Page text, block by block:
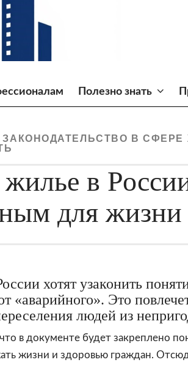
Полезно знать
ЗАКОНОДАТЕЛЬСТВО В СФЕРЕ
жилье в
для жизни
хотят узаконить
«аварийного». Это
людей из
в документе будет закреплено
жизни и здоровью граждан.